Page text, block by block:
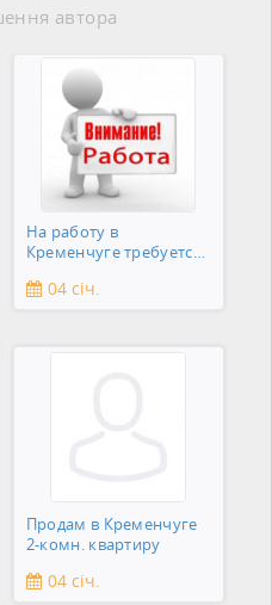
автора
На работу в
Кременчуге требуется
04 січ.
Продам в Кременчуге
2-комн. квартиру
04 січ.